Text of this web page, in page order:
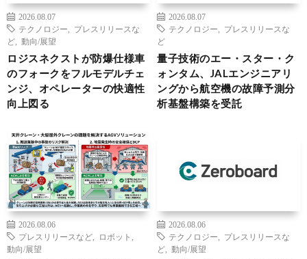
2026.08.07
テクノロジー
プレスリリースな
ど
動向/展望
ロジスネクストが防爆仕様車
のフォークをフルモデルチェ
ンジ、オペレーターの快適性
向上図る
2026.08.07
テクノロジー
プレスリリースな
ど
量子技術のエー・スター・ク
ォンタム、JALエンジニアリ
ングから航空機の故障予測分
析基盤構築を受託
2026.08.06
プレスリリースなど
ロボット
動向/展望
2026.08.06
テクノロジー
プレスリリースな
ど
動向/展望